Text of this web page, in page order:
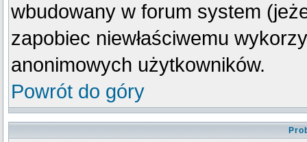
wbudowany w forum system
zapobiec niewłaściwemu
anonimowych użytkowników.
Powrót do góry